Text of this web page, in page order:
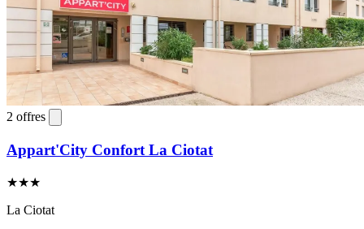
2 offres
Appart'City Confort La Ciotat
★★★
La Ciotat